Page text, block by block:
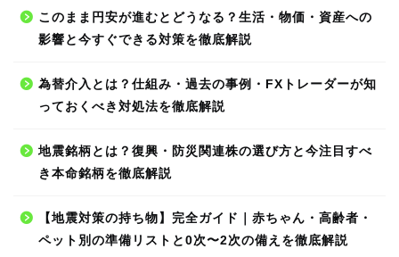
このまま円安が進むとどうなる？生活・物価・資産への
影響と今すぐできる対策を徹底解説
為替介入とは？仕組み・過去の事例・FXトレーダーが知
っておくべき対処法を徹底解説
地震銘柄とは？復興・防災関連株の選び方と今注目すべ
き本命銘柄を徹底解説
【地震対策の持ち物】完全ガイド｜赤ちゃん・高齢者・
ペット別の準備リストと0次〜2次の備えを徹底解説